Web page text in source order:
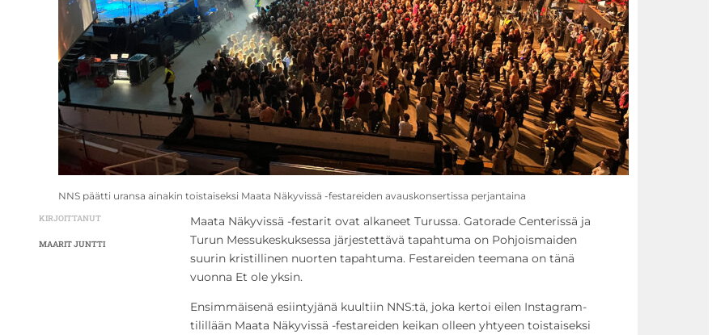
NNS päätti uransa ainakin toistaiseksi Maata Näkyvissä -festareiden avauskonsertissa perjantaina
KIRJOITTANUT
MAARIT JUNTTI
Maata Näkyvissä -festarit ovat alkaneet Turussa. Gatorade Centerissä ja
Turun Messukeskuksessa järjestettävä tapahtuma on Pohjoismaiden
suurin kristillinen nuorten tapahtuma. Festareiden teemana on tänä
vuonna Et ole yksin.
Ensimmäisenä esiintyjänä kuultiin NNS:tä, joka kertoi eilen Instagram-
tilillään Maata Näkyvissä -festareiden keikan olleen yhtyeen toistaiseksi